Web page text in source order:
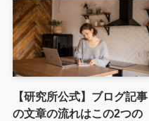
【研究所公式】ブログ記事
の文章の流れはこの2つの